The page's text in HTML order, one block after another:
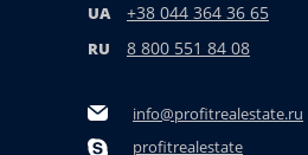
UA +38 044 364 36 65
RU 8 800 551 84 08
info@profitrealestate.ru
profitrealestate